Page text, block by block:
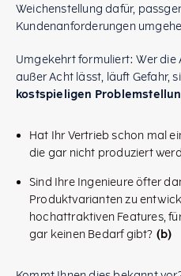
Weichenstellung dafür,
Kundenanforderungen
Umgekehrt formuliert: Wer die
außer Acht lässt, läuft Gefahr,
kostspieligen
Hat Ihr Vertrieb schon mal
die gar nicht produziert
Sind Ihre Ingenieure öfter
Produktvarianten zu
hochattraktiven Features,
gar keinen Bedarf gibt? (b)